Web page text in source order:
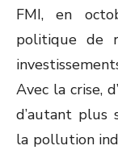
FMI, en
politique de
Avec la crise,
d’autant plus
la pollution